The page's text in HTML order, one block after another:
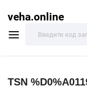
veha.online
TSN